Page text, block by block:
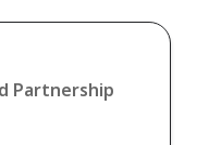
Partnership